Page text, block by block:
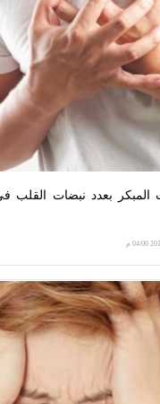
المبكر بعدد نبضات القلب